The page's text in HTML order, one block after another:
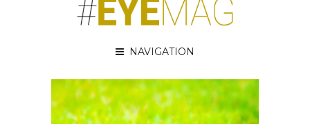
NAVIGATION